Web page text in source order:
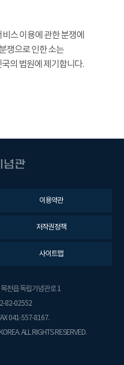
스 이용에 관한 분쟁에
쟁으로 인한 소는
의 법원에 제기합니다.
이용약관
저작권정책
사이트맵
천읍 독립기념관로 1
82-02552
041-557-8167.
ALL RIGHTS RESERVED.